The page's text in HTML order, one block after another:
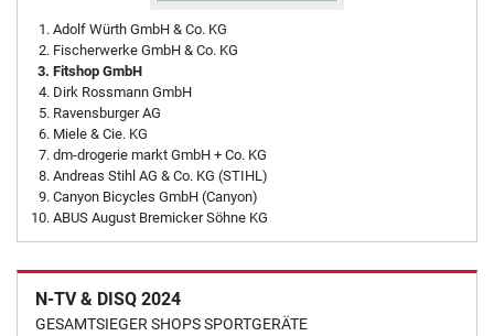
Adolf Würth GmbH & Co. KG
Fischerwerke GmbH & Co. KG
Fitshop GmbH
Dirk Rossmann GmbH
Ravensburger AG
Miele & Cie. KG
dm-drogerie markt GmbH + Co. KG
Andreas Stihl AG & Co. KG (STIHL)
Canyon Bicycles GmbH (Canyon)
ABUS August Bremicker Söhne KG
N-TV & DISQ 2024
GESAMTSIEGER SHOPS SPORTGERÄTE